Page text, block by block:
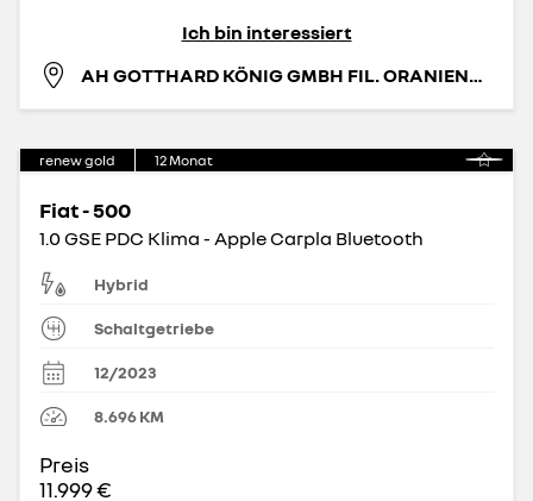
Ich bin interessiert
AH GOTTHARD KÖNIG GMBH FIL. ORANIENBURG
renew gold 12Monat
Fiat - 500
1.0 GSE PDC Klima - Apple Carpla Bluetooth
Hybrid
Schaltgetriebe
12/2023
8.696KM
Preis
11.999 €